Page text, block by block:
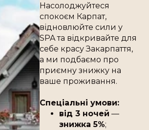
Насолоджуйтеся
спокоєм Карпат,
відновлюйте сили у
SPA та відкривайте для
себе красу Закарпаття,
а ми подбаємо про
приємну знижку на
ваше проживання.
Спеціальні умови:
від 3 ночей —
знижка 5%;